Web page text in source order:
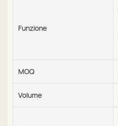
Funzione
MOQ
Volume